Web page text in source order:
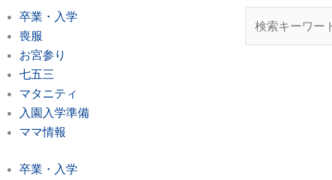
卒業・入学
喪服
お宮参り
七五三
マタニティ
入園入学準備
ママ情報
卒業・入学